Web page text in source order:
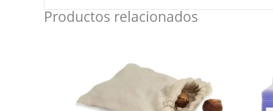
Productos relacionados
múltiples
variantes.
Las